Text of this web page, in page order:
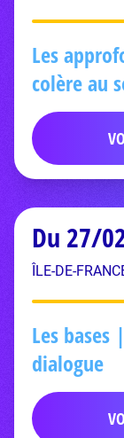
Les
colère au
Du 27/
ÎLE-DE-
Les
dialogue